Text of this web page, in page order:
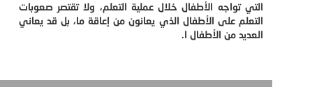
التي تواجه الأطفال خلال عملية التعلم، ولا تقتصر صعوبات
التعلم على الأطفال الذي يعانون من إعاقة ما، بل قد يعاني
العديد من الأطفال ا.